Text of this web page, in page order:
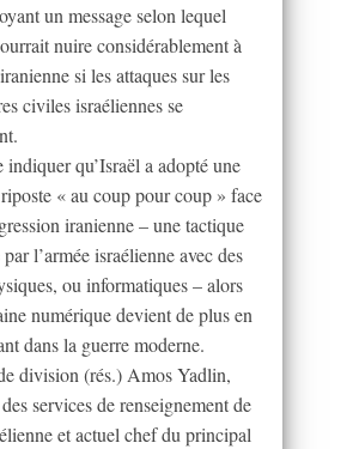
un message selon lequel
nuire considérablement à
si les attaques sur les
civiles israéliennes se
indiquer qu’Israël a adopté une
« au coup pour coup » face
iranienne – une tactique
l’armée israélienne avec des
ou informatiques – alors
numérique devient de plus en
dans la guerre moderne.
division (rés.) Amos Yadlin,
services de renseignement de
et actuel chef du principal